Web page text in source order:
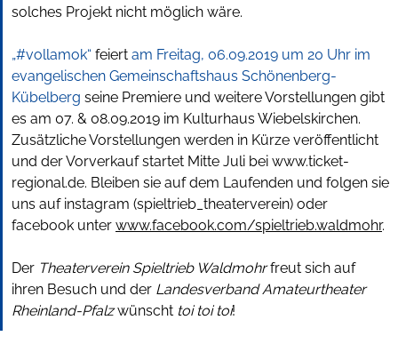
solches Projekt nicht möglich wäre.
„#vollamok“ feiert am Freitag, 06.09.2019 um 20 Uhr im
evangelischen Gemeinschaftshaus Schönenberg-
Kübelberg seine Premiere und weitere Vorstellungen gibt
es am 07. & 08.09.2019 im Kulturhaus Wiebelskirchen.
Zusätzliche Vorstellungen werden in Kürze veröffentlicht
und der Vorverkauf startet Mitte Juli bei www.ticket-
regional.de. Bleiben sie auf dem Laufenden und folgen sie
uns auf instagram (spieltrieb_theaterverein) oder
facebook unter www.facebook.com/spieltrieb.waldmohr.
Der Theaterverein Spieltrieb Waldmohrfreut sich auf
ihren Besuch und der Landesverband Amateurtheater
Rheinland-Pfalzwünscht toi toi toi!